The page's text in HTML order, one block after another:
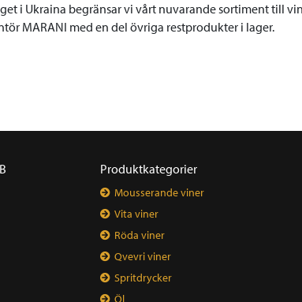
i Ukraina begränsar vi vårt nuvarande sortiment till
MARANI med en del övriga restprodukter i lager.
Produktkategorier
Mousserande viner
Vita viner
Röda viner
Qvevri viner
Spritdrycker
Öl